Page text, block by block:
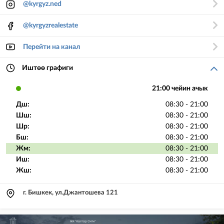
@kyrgyz.ned
@kyrgyzrealestate
Перейти на канал
Иштөө графиги
21:00 чейин ачык
Дш:
08:30 - 21:00
Шш:
08:30 - 21:00
Шр:
08:30 - 21:00
Бш:
08:30 - 21:00
Жм:
08:30 - 21:00
Иш:
08:30 - 21:00
Жш:
08:30 - 21:00
г. Бишкек, ул.Джантошева 121